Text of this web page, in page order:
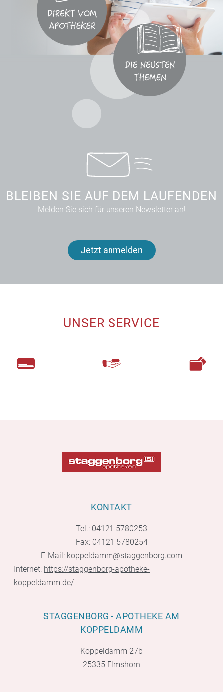
BLEIBEN SIE AUF DEM LAUFENDEN
Melden Sie sich für unseren Newsletter an!
Jetzt anmelden
UNSER SERVICE
KONTAKT
Tel.: 04121 5780253
Fax: 04121 5780254
E-Mail: koppeldamm@staggenborg.com
Internet: https://staggenborg-apotheke-
koppeldamm.de/
STAGGENBORG - APOTHEKE AM
KOPPELDAMM
Koppeldamm 27b
25335 Elmshorn